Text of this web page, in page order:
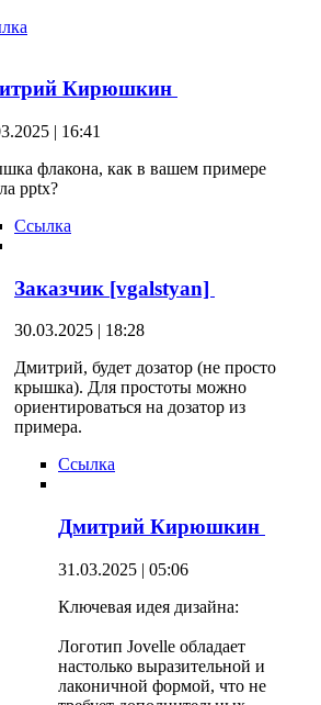
Кирюшкин
| 16:41
флакона, как в вашем примере
pptx?
Ссылка
Заказчик [vgalstyan]
30.03.2025 | 18:28
Дмитрий, будет дозатор (не просто
крышка). Для простоты можно
ориентироваться на дозатор из
примера.
Ссылка
Дмитрий Кирюшкин
31.03.2025 | 05:06
Ключевая идея дизайна:
Логотип Jovelle обладает
настолько выразительной и
лаконичной формой, что не